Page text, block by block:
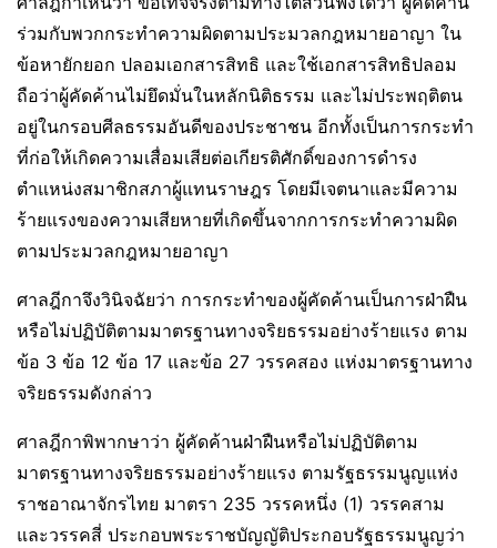
ร่วมกับพวกกระทำความผิดตามประมวลกฎหมายอาญา ใน
ข้อหายักยอก ปลอมเอกสารสิทธิ และใช้เอกสารสิทธิปลอม
ถือว่าผู้คัดค้านไม่ยึดมั่นในหลักนิติธรรม และไม่ประพฤติตน
อยู่ในกรอบศีลธรรมอันดีของประชาชน อีกทั้งเป็นการกระทำ
ที่ก่อให้เกิดความเสื่อมเสียต่อเกียรติศักดิ์ของการดำรง
ตำแหน่งสมาชิกสภาผู้แทนราษฎร โดยมีเจตนาและมีความ
ร้ายแรงของความเสียหายที่เกิดขึ้นจากการกระทำความผิด
ตามประมวลกฎหมายอาญา
ศาลฎีกาจึงวินิจฉัยว่า การกระทำของผู้คัดค้านเป็นการฝ่าฝืน
หรือไม่ปฏิบัติตามมาตรฐานทางจริยธรรมอย่างร้ายแรง ตาม
ข้อ 3 ข้อ 12 ข้อ 17 และข้อ 27 วรรคสอง แห่งมาตรฐานทาง
จริยธรรมดังกล่าว
ศาลฎีกาพิพากษาว่า ผู้คัดค้านฝ่าฝืนหรือไม่ปฏิบัติตาม
มาตรฐานทางจริยธรรมอย่างร้ายแรง ตามรัฐธรรมนูญแห่ง
ราชอาณาจักรไทย มาตรา 235 วรรคหนึ่ง (1) วรรคสาม
และวรรคสี่ ประกอบพระราชบัญญัติประกอบรัฐธรรมนูญว่า